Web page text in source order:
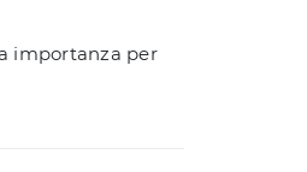
importanza per